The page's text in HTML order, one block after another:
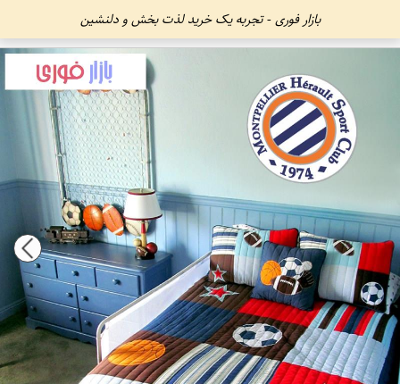
بازار فوری - تجربه یک خرید لذت بخش و دلنشین